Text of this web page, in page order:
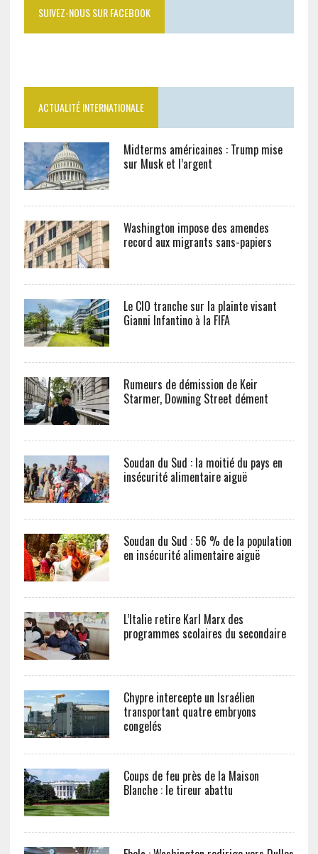
SUIVEZ-NOUS SUR FACEBOOK
ACTUALITÉ INTERNATIONALE
Midterms américaines : Trump mise
sur Musk et l’argent
Washington impose des amendes
record aux migrants sans-papiers
Le CIO tranche sur la plainte visant
Gianni Infantino à la FIFA
Rumeurs de démission de Keir
Starmer, Downing Street dément
Soudan du Sud : la moitié du pays en
insécurité alimentaire aiguë
Soudan du Sud : 56 % de la population
en insécurité alimentaire aiguë
L’Italie retire Karl Marx des
programmes scolaires du secondaire
Chypre intercepte un Israélien
transportant quatre embryons
congelés
Coups de feu près de la Maison
Blanche : le tireur abattu